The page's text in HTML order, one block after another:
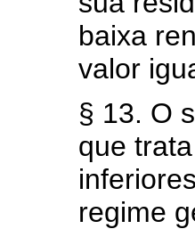
baixa
valor
§ 13. O
que
regime